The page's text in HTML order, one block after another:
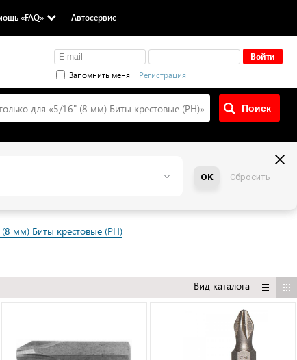
«FAQ» Автосервис
Запомнить меня Регистрация
для «5/16" (8 мм) Биты крестовые (PH)»
OK Сбросить
мм) Биты крестовые (PH)
Вид каталога